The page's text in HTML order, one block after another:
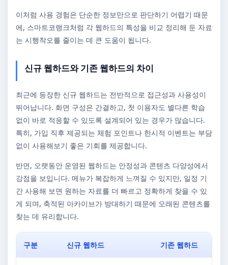
이처럼 사용 경험은 단순한 정보만으로 판단하기 어렵기 때문
에, 스마트코랭크처럼 각 웹하드의 특성을 비교 정리해 둔 자료
는 시행착오를 줄이는 데 큰 도움이 됩니다.
신규 웹하드와 기존 웹하드의 차이
최근에 등장한 신규 웹하드는 전반적으로 접근성과 사용성이
뛰어납니다. 화면 구성은 간결하고, 첫 이용자도 별다른 학습
없이 바로 적응할 수 있도록 설계되어 있는 경우가 많습니다.
특히, 가입 직후 제공되는 체험 포인트나 한시적 이벤트는 부담
없이 사용해보기 좋은 기회를 제공합니다.
반면, 오랫동안 운영된 웹하드는 안정성과 콘텐츠 다양성에서
강점을 보입니다. 메뉴가 복잡하게 느껴질 수 있지만, 일정 기
간 사용해 보면 원하는 자료를 더 빠르고 정확하게 찾을 수 있
게 되며, 축적된 아카이브가 방대하기 때문에 오래된 콘텐츠를
찾는 데 유리합니다.
구분 신규 웹하드 기존 웹하드